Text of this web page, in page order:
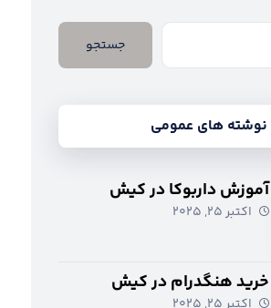
جستجو
نوشته های عمومی
آموزش داربوکا در کیش
اکتبر ۲۵, ۲۰۲۵
خرید هنگدرام در کیش